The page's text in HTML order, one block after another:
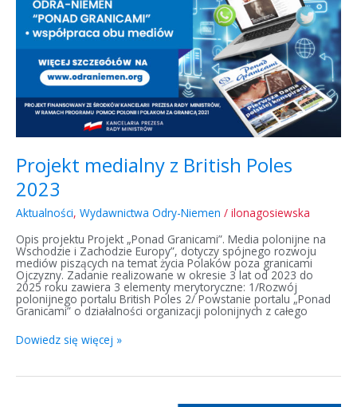
Projekt medialny z British Poles
2023
Aktualności, Wydawnictwa Odry-Niemen / ilonagosiewska
Opis projektu Projekt „Ponad Granicami”. Media polonijne na
Wschodzie i Zachodzie Europy”, dotyczy spójnego rozwoju
mediów piszących na temat życia Polaków poza granicami
Ojczyzny. Zadanie realizowane w okresie 3 lat od 2023 do
2025 roku zawiera 3 elementy merytoryczne: 1/Rozwój
polonijnego portalu British Poles 2/ Powstanie portalu „Ponad
Granicami” o działalności organizacji polonijnych z całego
Dowiedz się więcej »